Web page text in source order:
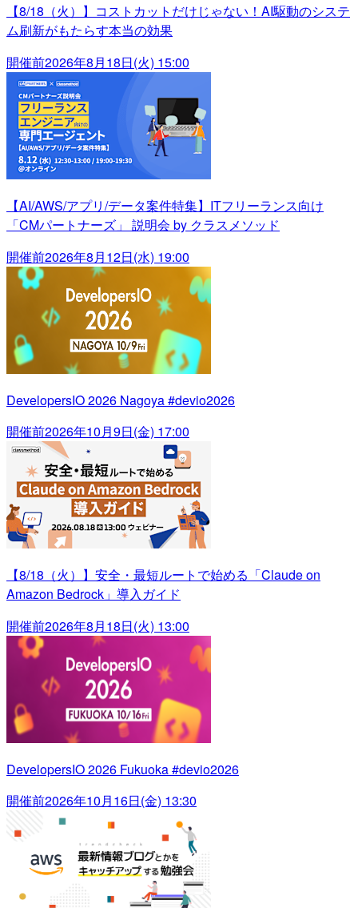
【8/18（火）】コストカットだけじゃない！AI駆動のシステ
ム刷新がもたらす本当の効果
開催前2026年8月18日(火) 15:00
【AI/AWS/アプリ/データ案件特集】ITフリーランス向け
「CMパートナーズ」 説明会 by クラスメソッド
開催前2026年8月12日(水) 19:00
DevelopersIO 2026 Nagoya #devio2026
開催前2026年10月9日(金) 17:00
【8/18（火）】安全・最短ルートで始める「Claude on
Amazon Bedrock」導入ガイド
開催前2026年8月18日(火) 13:00
DevelopersIO 2026 Fukuoka #devio2026
開催前2026年10月16日(金) 13:30